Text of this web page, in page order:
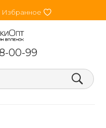
Избранное heart
00-99
search